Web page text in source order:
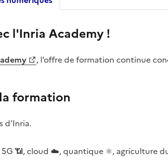
l'Inria Academy !
, l’offre de formation continue
formation
d’Inria.
📶, cloud ☁️, quantique ⚛️, agriculture